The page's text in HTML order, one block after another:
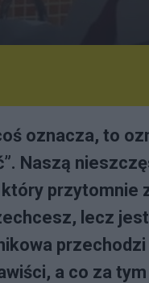
oznacza, to
Naszą
przytomnie
lecz
przechodzi
a co za